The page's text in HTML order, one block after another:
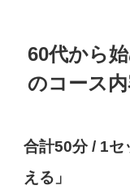
60代から
のコース
合計50分 / 1セ
える」